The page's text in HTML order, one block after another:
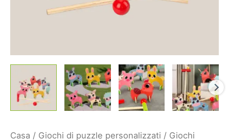
Casa / Giochi di puzzle personalizzati / Giochi